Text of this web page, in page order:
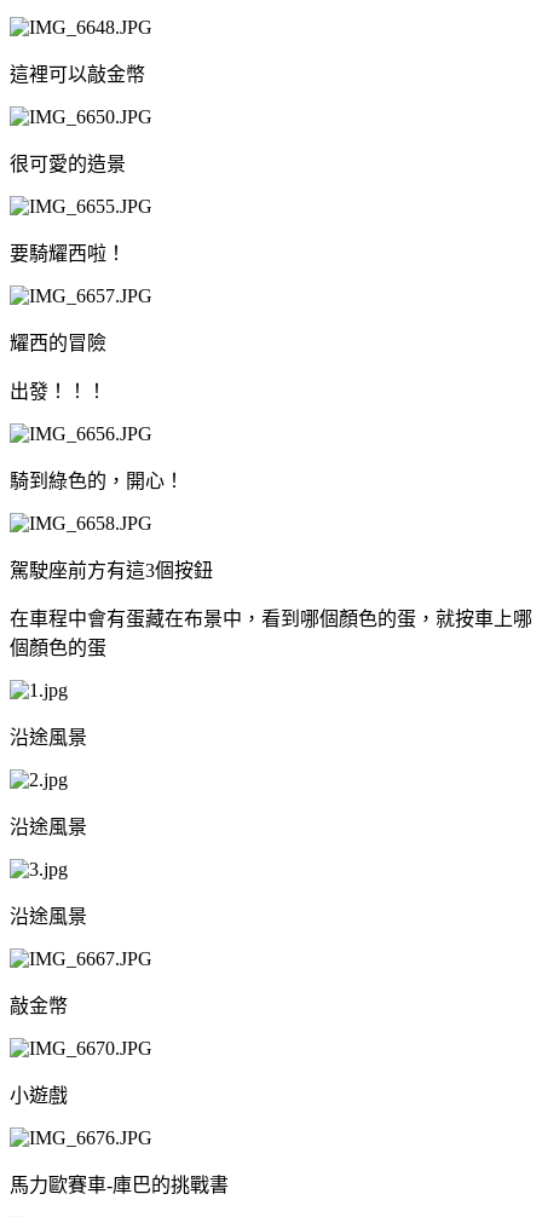
這裡可以敲金幣
很可愛的造景
要騎耀西啦！
耀西的冒險
出發！！！
騎到綠色的，開心！
駕駛座前方有這3個按鈕
在車程中會有蛋藏在布景中，看到哪個顏色的蛋，就按車上哪
個顏色的蛋
沿途風景
沿途風景
沿途風景
敲金幣
小遊戲
馬力歐賽車-庫巴的挑戰書